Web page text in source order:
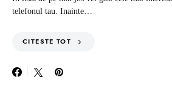
telefonul tau. Inainte…
CITESTE TOT